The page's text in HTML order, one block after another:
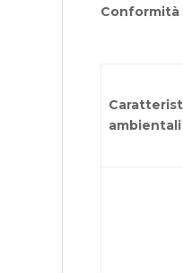
Conformità
ambientali